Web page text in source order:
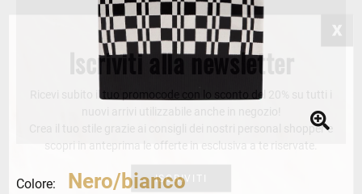
Colore: Nero/bianco
Iscriviti alla newsletter
Ricevi subito il tuo promocode con lo sconto del 20% su tutti i
Crea il tuo stile grazie ai consigli dei nostri personal shopper e
scopri in anteprima le offerte in esclusiva a te riservate.
ISCRIVITI